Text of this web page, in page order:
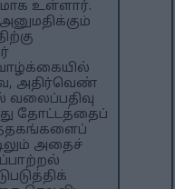
உள்ளார்.
அதிர்வெண்
தோட்டத்தைப்
அதைச்